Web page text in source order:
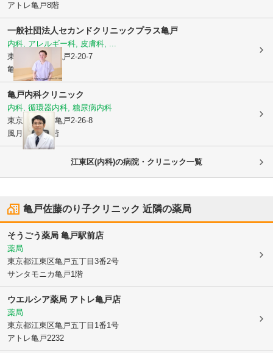
アトレ亀戸8階
一般社団法人セカンドクリニックプラス亀戸
内科, アレルギー科, 皮膚科, ...
東京都江東区
亀戸2-20-7
亀戸会館4階
亀戸内科クリニック
内科, 循環器内科, 糖尿病内科
東京都江東区 亀戸2-26-8
風月堂ビル1階
江東区(内科)の病院・クリニック一覧
亀戸佐藤のり子クリニック 近隣の薬局
そうごう薬局 亀戸駅前店
薬局
東京都江東区亀戸五丁目3番2号
サンタモニカ亀戸1階
ウエルシア薬局 アトレ亀戸店
薬局
東京都江東区亀戸五丁目1番1号
アトレ亀戸2232